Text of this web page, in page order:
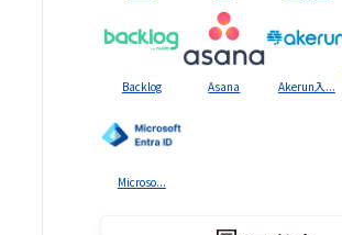
Backlog Asana Akerun入...
Microso...